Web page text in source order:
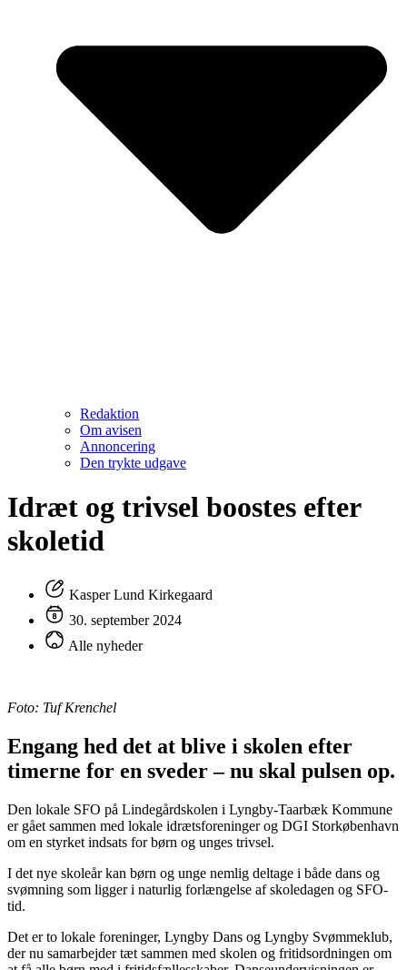
Redaktion
Om avisen
Annoncering
Den trykte udgave
Idræt og trivsel boostes efter
skoletid
Kasper Lund Kirkegaard
30. september 2024
Alle nyheder
Foto: Tuf Krenchel
Engang hed det at blive i skolen efter
timerne for en sveder – nu skal pulsen op.
Den lokale SFO på Lindegårdskolen i Lyngby-Taarbæk Kommune
er gået sammen med lokale idrætsforeninger og DGI Storkøbenhavn
om en styrket indsats for børn og unges trivsel.
I det nye skoleår kan børn og unge nemlig deltage i både dans og
svømning som ligger i naturlig forlængelse af skoledagen og SFO-
tid.
Det er to lokale foreninger, Lyngby Dans og Lyngby Svømmeklub,
der nu samarbejder tæt sammen med skolen og fritidsordningen om